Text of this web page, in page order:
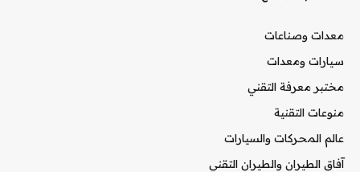
معدات وصناعات
سيارات ومعدات
مختبر معرفة التقني
منوعات التقنية
عالم المحركات والسيارات
آفاق الطيران والطيران التقني